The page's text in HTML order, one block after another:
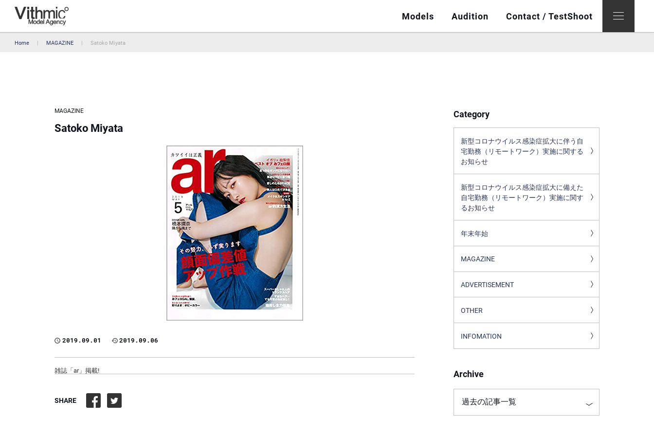
Models Audition Contact / TestShoot
Home MAGAZINE Satoko Miyata
MAGAZINE
Satoko Miyata
2019.09.01 2019.09.06
雑誌「ar」掲載!
SHARE
Category
新型コロナウイルス感染症拡大に伴う自
宅勤務（リモートワーク）実施に関する
お知らせ
新型コロナウイルス感染症拡大に備えた
自宅勤務（リモートワーク）実施に関す
るお知らせ
年末年始
MAGAZINE
ADVERTISEMENT
OTHER
INFOMATION
Archive